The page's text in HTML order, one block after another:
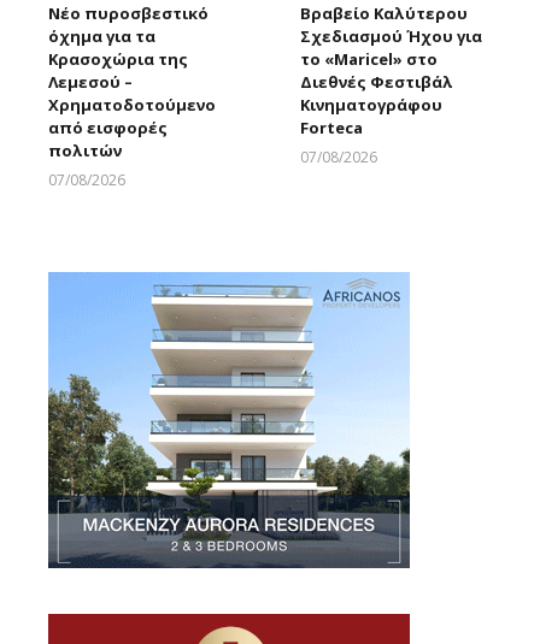
Νέο πυροσβεστικό
όχημα για τα
Κρασοχώρια της
Λεμεσού –
Χρηματοδοτούμενο
από εισφορές
πολιτών
07/08/2026
Βραβείο Καλύτερου
Σχεδιασμού Ήχου για
το «Maricel» στο
Διεθνές Φεστιβάλ
Κινηματογράφου
Forteca
07/08/2026